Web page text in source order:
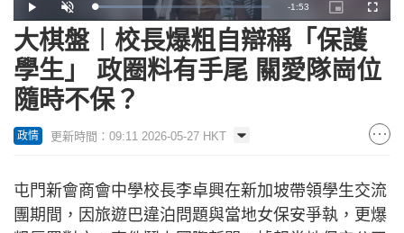
Play Unmute Loaded:
27.34%
Remaining
Time
-1:53
Picture-
in-
Picture
大棋盤︱校長爆粗自辯稱「保護
學生」 政圈料有手尾 關愛隊崗位
隨時不保？
政情 更新時間：09:11 2026-05-27 HKT
屯門新會商會中學校長李卓興在新加坡帶領學生交流
團期間，因旅遊巴違泊問題與當地女保安爭執，更爆